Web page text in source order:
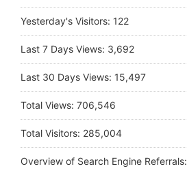
Yesterday's Visitors: 122
Last 7 Days Views: 3,692
Last 30 Days Views: 15,497
Total Views: 706,546
Total Visitors: 285,004
Overview of Search Engine Referrals: